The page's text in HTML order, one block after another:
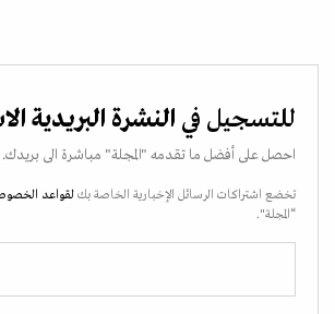
للتسجيل في النشرة البريدية
احصل على أفضل ما تقدمه "المجلة" مباشرة الى بريدك.
تخضع اشتراكات الرسائل الإخبارية الخاصة بك لقواعد
“المجلة".